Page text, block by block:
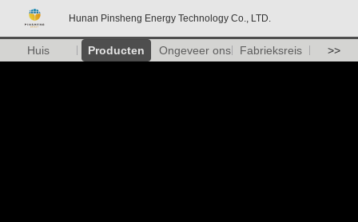
Hunan Pinsheng Energy Technology Co., LTD.
Huis Producten Ongeveer ons Fabrieksreis >>